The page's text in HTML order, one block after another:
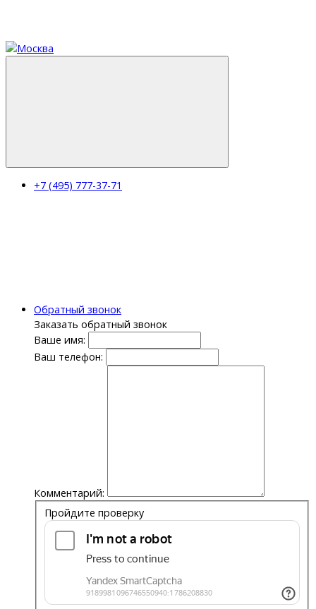
+7 (495) 777-37-71
Обратный звонок
Заказать обратный звонок
Ваше имя:
Ваш телефон:
Комментарий:
Пройдите проверку